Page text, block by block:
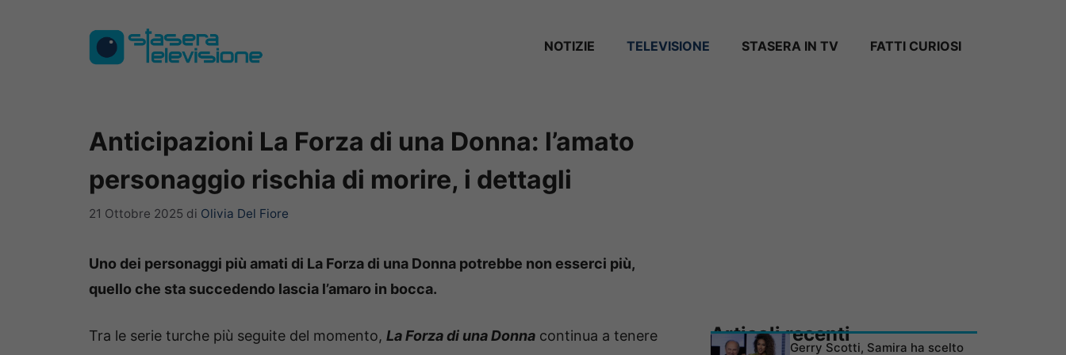
NOTIZIE TELEVISIONE STASERA IN TV FATTI CURIOSI
Anticipazioni La Forza di una Donna: l’amato
personaggio rischia di morire, i dettagli
21 Ottobre 2025 di Olivia Del Fiore
Uno dei personaggi più amati di La Forza di una Donna potrebbe non esserci più,
quello che sta succedendo lascia l’amaro in bocca.
Tra le serie turche più seguite del momento, La Forza di una Donna continua a tenere
Articoli recenti
Gerry Scotti, Samira ha scelto